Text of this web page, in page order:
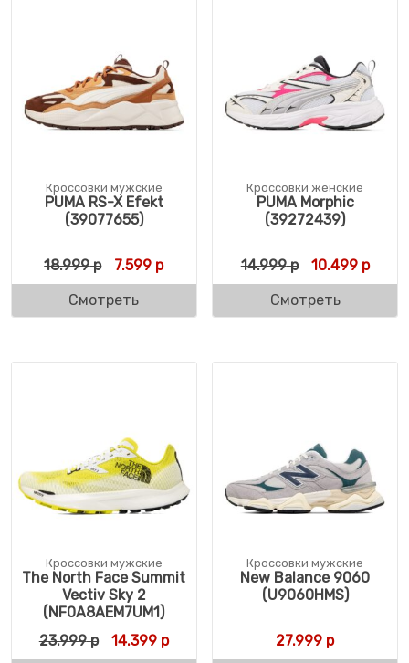
Кроссовки мужские
PUMA RS-X Efekt
(39077655)
18.999р Первоначальная цена составляла 18.999
7.599 рТекущая цена: 7.599 р.
Смотреть
Кроссовки женские
PUMA Morphic
(39272439)
14.999р 10.499р
Смотреть
Кроссовки мужские
The North Face Summit
Vectiv Sky 2
(NF0A8AEM7UM1)
23.999р Первоначальная цена составляла 23.999
14.399рТекущая цена: 14.399 р.
Кроссовки мужские
New Balance 9060
(U9060HMS)
27.999 р